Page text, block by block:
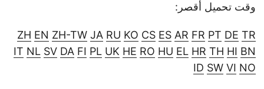
وقت تحميل أقصر:
ZH EN ZH-TW JA RU KO CS ES AR FR PT DE TR
IT NL SV DA FI PL UK HE RO HU EL HR TH HI BN
ID SW VI NO